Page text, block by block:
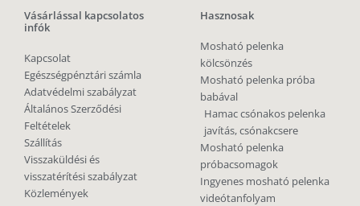
Vásárlással kapcsolatos
infók
Kapcsolat
Egészségpénztári számla
Adatvédelmi szabályzat
Általános Szerződési
Feltételek
Szállítás
Visszaküldési és
visszatérítési szabályzat
Közlemények
Hasznosak
Mosható pelenka
kölcsönzés
Mosható pelenka próba
babával
Hamac csónakos pelenka
javítás, csónakcsere
Mosható pelenka
próbacsomagok
Ingyenes mosható pelenka
videótanfolyam